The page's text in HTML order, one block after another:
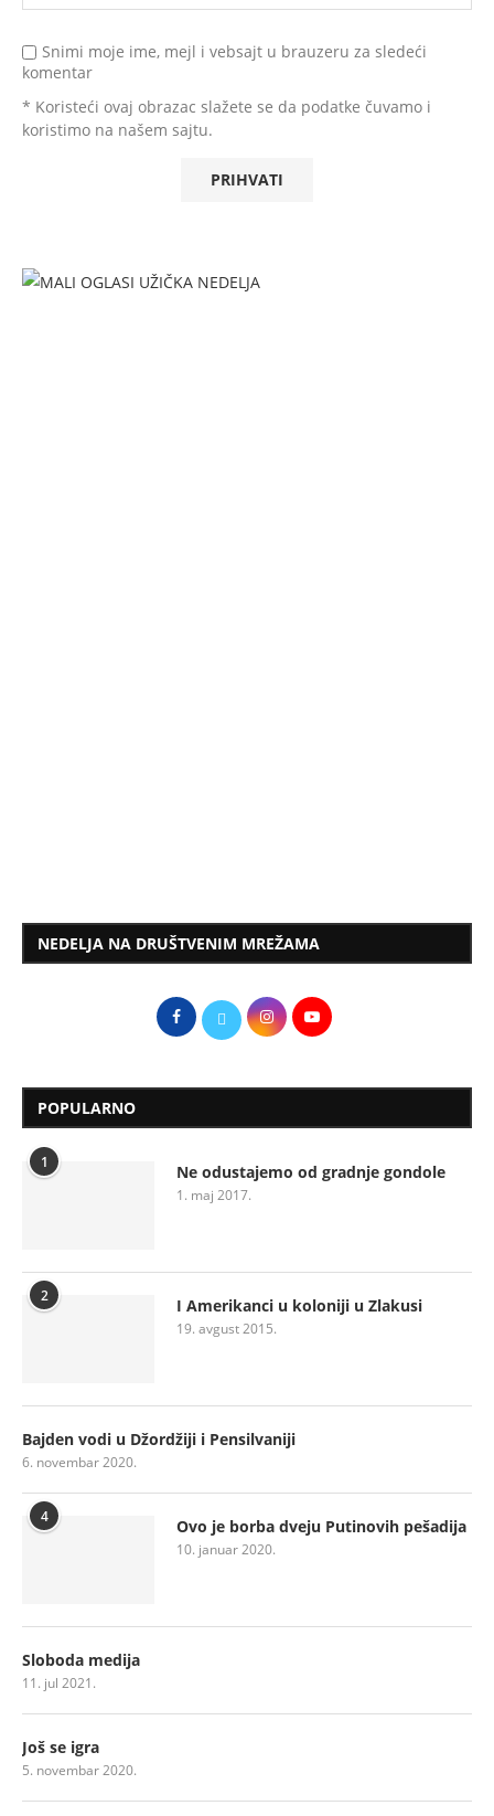
Snimi moje ime, mejl i vebsajt u brauzeru za sledeći
komentar
* Koristeći ovaj obrazac slažete se da podatke čuvamo i
koristimo na našem sajtu.
NEDELJA NA DRUŠTVENIM MREŽAMA
POPULARNO
1 Ne odustajemo od gradnje gondole
1. maj 2017.
2 I Amerikanci u koloniji u Zlakusi
19. avgust 2015.
Bajden vodi u Džordžiji i Pensilvaniji
6. novembar 2020.
4 Ovo je borba dveju Putinovih pešadija
10. januar 2020.
Sloboda medija
11. jul 2021.
Još se igra
5. novembar 2020.